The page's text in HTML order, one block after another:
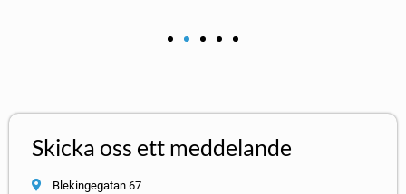
Skicka oss ett meddelande
Blekingegatan 67